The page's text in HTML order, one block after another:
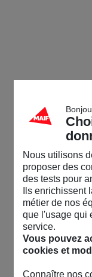
Nous utilisons
proposer des
des tests pour
Ils enrichissent
métier de nos
que l'usage qui
service.
Vous pouvez
cookies et
Connaître nos